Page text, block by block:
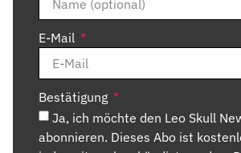
E-Mail
Bestätigung
Ja, ich möchte den Leo Skull
abonnieren. Dieses Abo ist